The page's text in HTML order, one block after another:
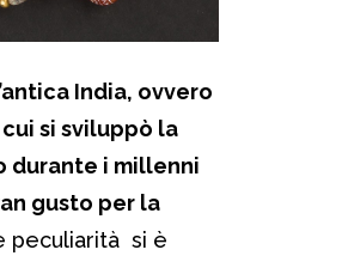
India, ovvero
si sviluppò la
durante i millenni
gusto per la
peculiarità si è